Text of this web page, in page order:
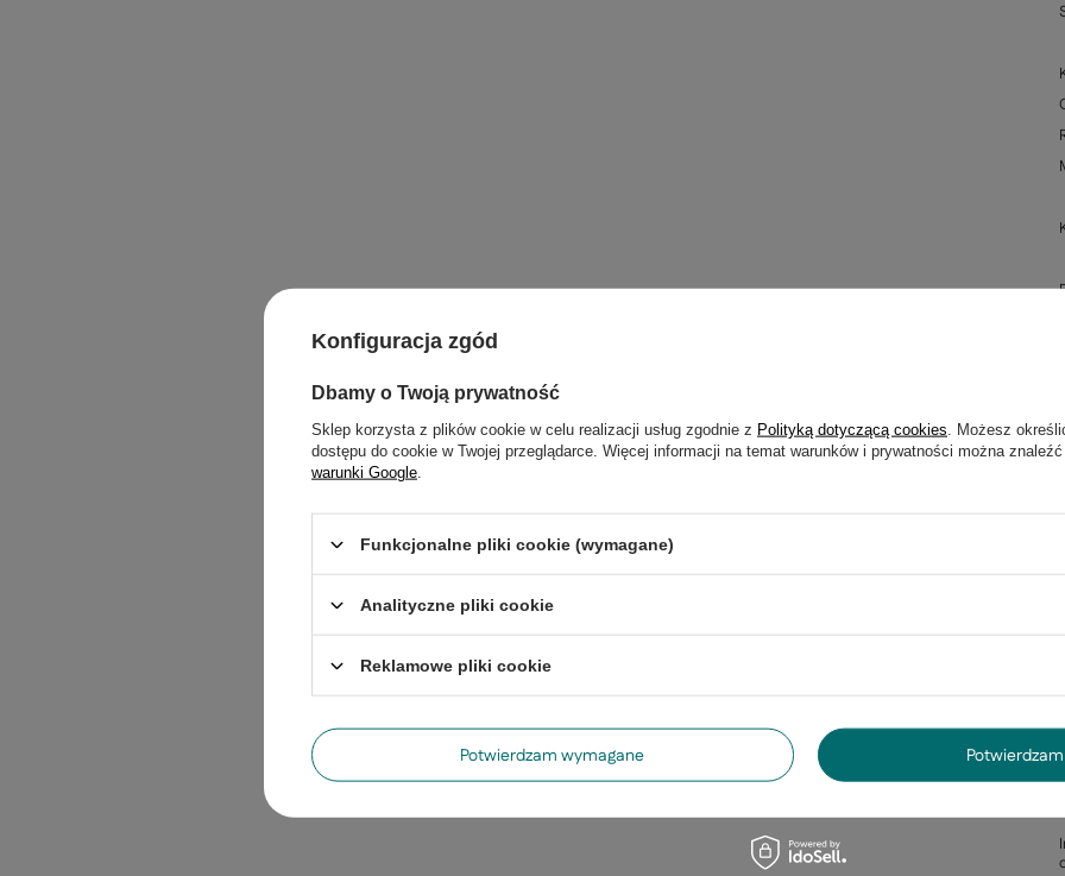
Konfiguracja zgód
Dbamy o Twoją prywatność
Sklep korzysta z plików cookie w celu realizacji usług zgodnie z Polityką dotyczącą cookies . Możesz
dostępu do cookie w Twojej przeglądarce. Więcej informacji na temat warunków i prywatności można
warunki Google
Funkcjonalne pliki cookie (wymagane)
Analityczne pliki cookie
Reklamowe pliki cookie
Potwierdzam wymagane